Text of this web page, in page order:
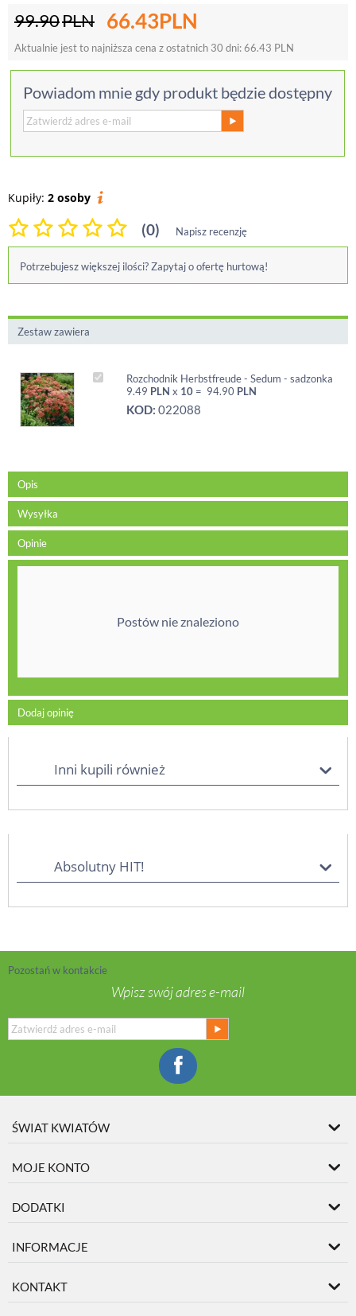
99.90PLN 66.43PLN
Aktualnie jest to najniższa cena z ostatnich 30 dni:66.43 PLN
Powiadom mnie gdy produkt będzie dostępny
Kupiły: 2 osoby
(0) Napisz recenzję
Potrzebujesz większej ilości? Zapytaj o ofertę hurtową!
Zestaw zawiera
Rozchodnik Herbstfreude - Sedum - sadzonka
9.49 PLN x 10 = 94.90 PLN
KOD: 022088
Opis
Wysyłka
Opinie
Postów nie znaleziono
Dodaj opinię
Inni kupili również
Absolutny HIT!
Pozostań w kontakcie
Wpisz swój adres e-mail
ŚWIAT KWIATÓW
MOJE KONTO
DODATKI
INFORMACJE
KONTAKT